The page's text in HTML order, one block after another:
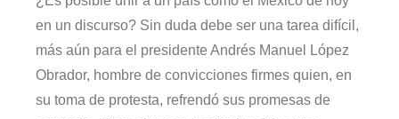
en un discurso? Sin duda debe ser una tarea difícil,
más aún para el presidente Andrés Manuel López
Obrador, hombre de convicciones firmes quien, en
su toma de protesta, refrendó sus promesas de